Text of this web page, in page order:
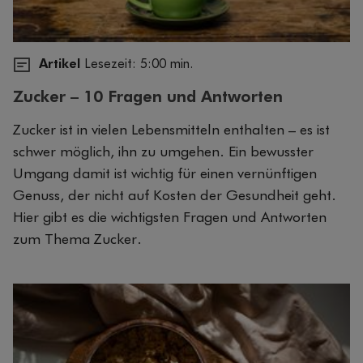
Artikel Lesezeit: 5:00 min.
Zucker – 10 Fragen und Antworten
Zucker ist in vielen Lebensmitteln enthalten – es ist
schwer möglich, ihn zu umgehen. Ein bewusster
Umgang damit ist wichtig für einen vernünftigen
Genuss, der nicht auf Kosten der Gesundheit geht.
Hier gibt es die wichtigsten Fragen und Antworten
zum Thema Zucker.